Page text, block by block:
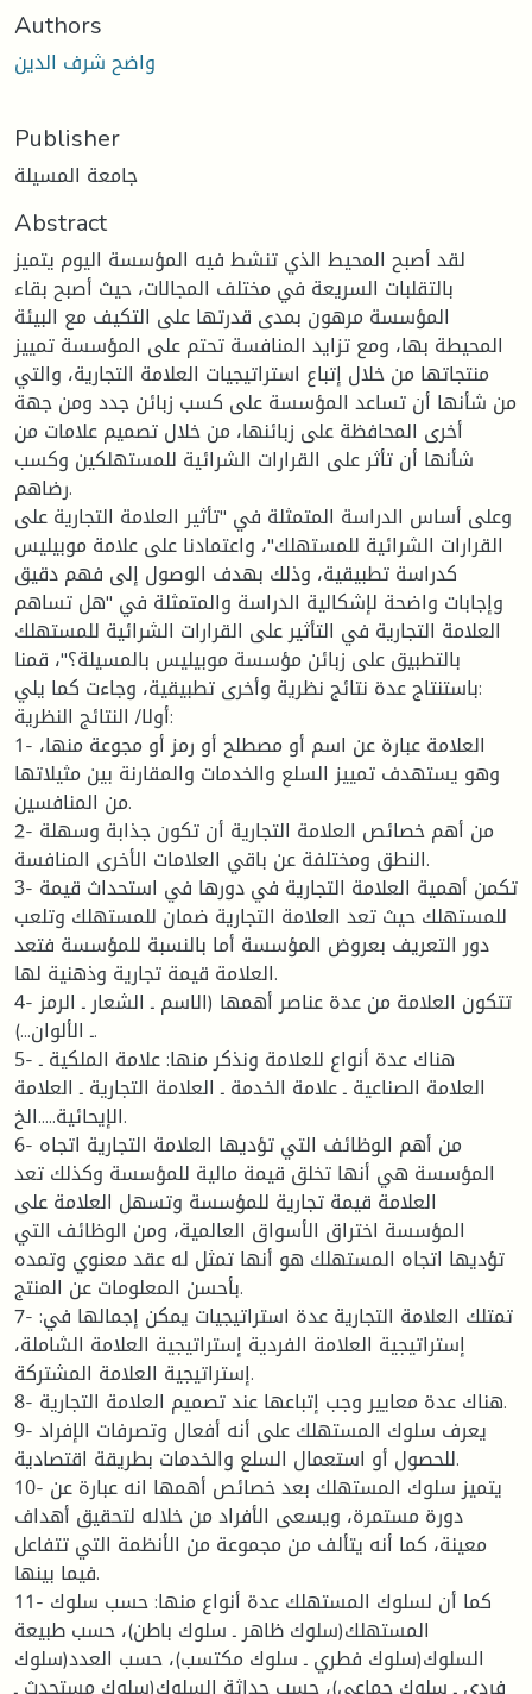
Authors
واضح شرف الدين
Publisher
جامعة المسيلة
Abstract
لقد أصبح المحيط الذي تنشط فيه المؤسسة اليوم يتميز
بالتقلبات السريعة في مختلف المجالات، حيث أصبح بقاء
المؤسسة مرهون بمدى قدرتها على التكيف مع البيئة
المحيطة بها، ومع تزايد المنافسة تحتم على المؤسسة تمييز
منتجاتها من خلال إتباع استراتيجيات العلامة التجارية، والتي
من شأنها أن تساعد المؤسسة على كسب زبائن جدد ومن جهة
أخرى المحافظة على زبائنها، من خلال تصميم علامات من
شأنها أن تأثر على القرارات الشرائية للمستهلكين وكسب
رضاهم.
وعلى أساس الدراسة المتمثلة في "تأثير العلامة التجارية على
القرارات الشرائية للمستهلك"، واعتمادنا على علامة موبيليس
كدراسة تطبيقية، وذلك بهدف الوصول إلى فهم دقيق
وإجابات واضحة لإشكالية الدراسة والمتمثلة في "هل تساهم
العلامة التجارية في التأثير على القرارات الشرائية للمستهلك
بالتطبيق على زبائن مؤسسة موبيليس بالمسيلة؟"، قمنا
باستنتاج عدة نتائج نظرية وأخرى تطبيقية، وجاءت كما يلي:
أولا/ النتائج النظرية:
1- العلامة عبارة عن اسم أو مصطلح أو رمز أو مجوعة منها،
وهو يستهدف تمييز السلع والخدمات والمقارنة بين مثيلاتها
من المنافسين.
2- من أهم خصائص العلامة التجارية أن تكون جذابة وسهلة
النطق ومختلفة عن باقي العلامات الأخرى المنافسة.
3- تكمن أهمية العلامة التجارية في دورها في استحداث قيمة
للمستهلك حيث تعد العلامة التجارية ضمان للمستهلك وتلعب
دور التعريف بعروض المؤسسة أما بالنسبة للمؤسسة فتعد
العلامة قيمة تجارية وذهنية لها.
4- تتكون العلامة من عدة عناصر أهمها (الاسم ـ الشعار ـ الرمز
ـ الألوان...).
5- هناك عدة أنواع للعلامة ونذكر منها: علامة الملكية ـ
العلامة الصناعية ـ علامة الخدمة ـ العلامة التجارية ـ العلامة
الإيحائية.....الخ.
6- من أهم الوظائف التي تؤديها العلامة التجارية اتجاه
المؤسسة هي أنها تخلق قيمة مالية للمؤسسة وكذلك تعد
العلامة قيمة تجارية للمؤسسة وتسهل العلامة على
المؤسسة اختراق الأسواق العالمية، ومن الوظائف التي
تؤديها اتجاه المستهلك هو أنها تمثل له عقد معنوي وتمده
بأحسن المعلومات عن المنتج.
7- تمتلك العلامة التجارية عدة استراتيجيات يمكن إجمالها في:
إستراتيجية العلامة الفردية إستراتيجية العلامة الشاملة،
إستراتيجية العلامة المشتركة.
8- هناك عدة معايير وجب إتباعها عند تصميم العلامة التجارية.
9- يعرف سلوك المستهلك على أنه أفعال وتصرفات الإفراد
للحصول أو استعمال السلع والخدمات بطريقة اقتصادية.
10- يتميز سلوك المستهلك بعد خصائص أهمها انه عبارة عن
دورة مستمرة، ويسعى الأفراد من خلاله لتحقيق أهداف
معينة، كما أنه يتألف من مجموعة من الأنظمة التي تتفاعل
فيما بينها.
11- كما أن لسلوك المستهلك عدة أنواع منها: حسب سلوك
المستهلك(سلوك ظاهر ـ سلوك باطن)، حسب طبيعة
السلوك(سلوك فطري ـ سلوك مكتسب)، حسب العدد(سلوك